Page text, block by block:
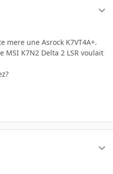
mere une Asrock K7VT4A+.
MSI K7N2 Delta 2 LSR voulait